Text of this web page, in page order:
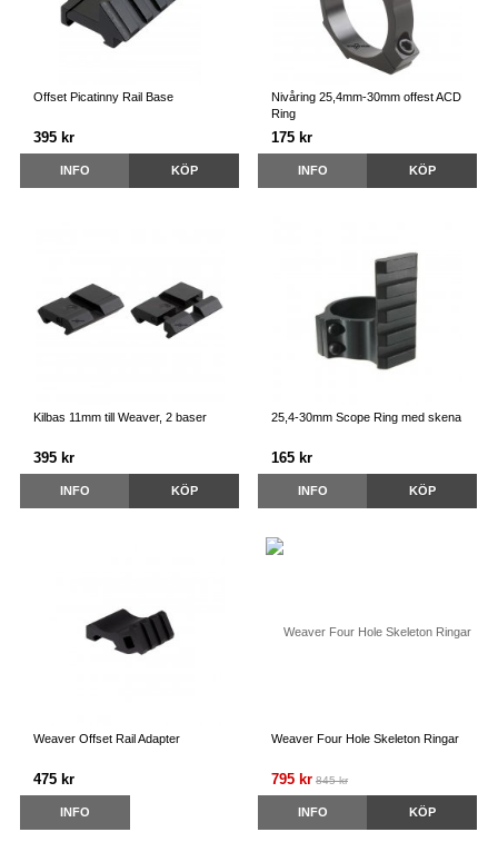
Offset Picatinny Rail Base
395 kr
INFO KÖP
Nivåring 25,4mm-30mm offest ACD
Ring
175 kr
INFO KÖP
Kilbas 11mm till Weaver, 2 baser
395 kr
INFO KÖP
25,4-30mm Scope Ring med skena
165 kr
INFO KÖP
Weaver Offset Rail Adapter
475 kr
INFO
Weaver Four Hole Skeleton Ringar
795 kr 845 kr
INFO KÖP